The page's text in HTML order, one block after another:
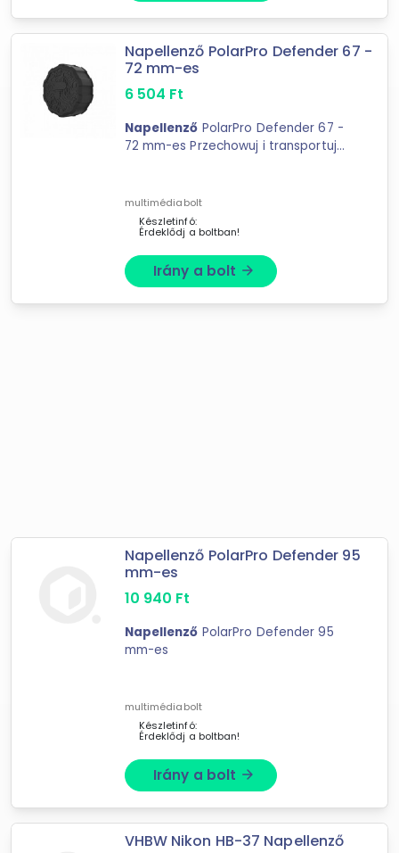
RozmaShop
MasterComp
Tripont Foto Video Kft.
Napellenző PolarPro Defender 67 -
72 mm-es
6 504 Ft
Napellenző PolarPro Defender 67 -
72 mm-es Przechowuj i transportuj
multimédiabolt
Készletinfó:
Érdeklődj a boltban!
Irány a bolt arrow_forward
Napellenző PolarPro Defender 95
mm-es
10 940 Ft
Napellenző PolarPro Defender 95
mm-es
multimédiabolt
Készletinfó:
Érdeklődj a boltban!
Irány a bolt arrow_forward
VHBW Nikon HB-37 Napellenző